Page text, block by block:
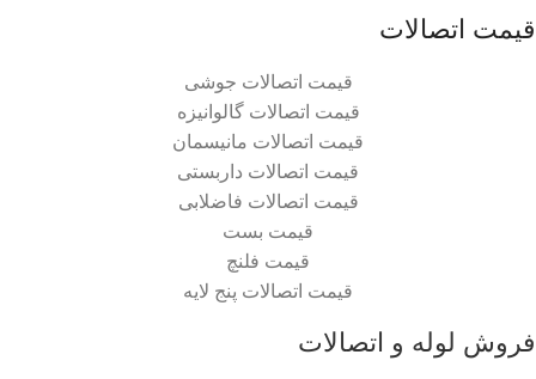
قیمت اتصالات
قیمت اتصالات جوشی
قیمت اتصالات گالوانیزه
قیمت اتصالات مانیسمان
قیمت اتصالات داربستی
قیمت اتصالات فاضلابی
قیمت بست
قیمت فلنچ
قیمت اتصالات پنج لایه
فروش لوله و اتصالات